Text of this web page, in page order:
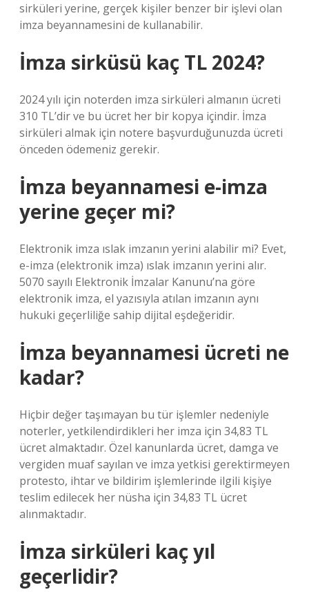
sirküleri yerine, gerçek kişiler benzer bir işlevi olan
imza beyannamesini de kullanabilir.
İmza sirküsü kaç TL 2024?
2024 yılı için noterden imza sirküleri almanın ücreti
310 TL’dir ve bu ücret her bir kopya içindir. İmza
sirküleri almak için notere başvurduğunuzda ücreti
önceden ödemeniz gerekir.
İmza beyannamesi e-imza
yerine geçer mi?
Elektronik imza ıslak imzanın yerini alabilir mi? Evet,
e-imza (elektronik imza) ıslak imzanın yerini alır.
5070 sayılı Elektronik İmzalar Kanunu’na göre
elektronik imza, el yazısıyla atılan imzanın aynı
hukuki geçerliliğe sahip dijital eşdeğeridir.
İmza beyannamesi ücreti ne
kadar?
Hiçbir değer taşımayan bu tür işlemler nedeniyle
noterler, yetkilendirdikleri her imza için 34,83 ​​TL
ücret almaktadır. Özel kanunlarda ücret, damga ve
vergiden muaf sayılan ve imza yetkisi gerektirmeyen
protesto, ihtar ve bildirim işlemlerinde ilgili kişiye
teslim edilecek her nüsha için 34,83 ​​TL ücret
alınmaktadır.
İmza sirküleri kaç yıl
geçerlidir?